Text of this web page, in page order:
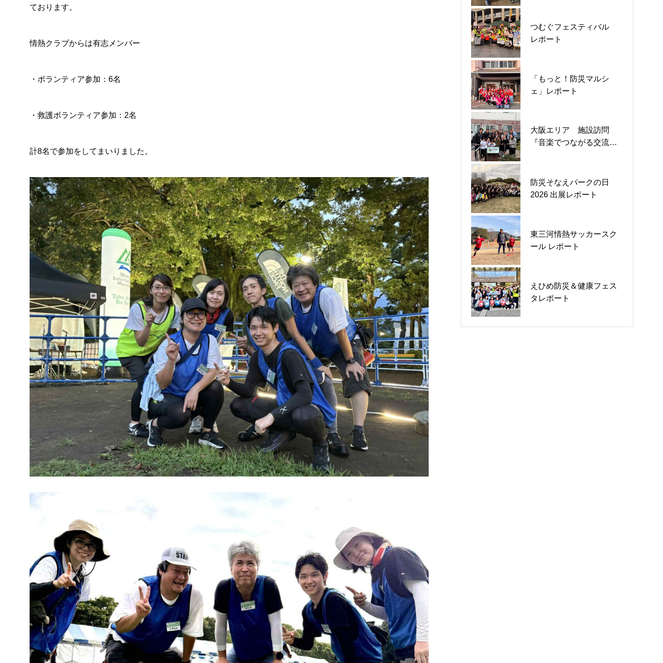
ております。
情熱クラブからは有志メンバー
・ボランティア参加：6名
・救護ボランティア参加：2名
計8名で参加をしてまいりました。
つむぐフェスティバル
レポート
「もっと！防災マルシ
ェ」レポート
大阪エリア 施設訪問
『音楽でつながる交流
防災そなえパークの日
2026 出展レポート
東三河情熱サッカースク
ール レポート
えひめ防災＆健康フェス
タレポート
湘南国際ビーチサイドウ
ォーク参加レポート
えひめ防災＆健康フェス
タレポート
４周年「障がい者と避難
所」レポート
ティラノレース＆マルシ
ェブース出店 in 三重県津
心をつなぐ時間 〜大阪エ
リア＆情熱ゴスペル部〜
湘南国際リレーマラソン
2025 ＠平塚総合公園レポ
「小牧児童館」つながる
防災プロジェクト ダンボ
第20回湘南国際マラソン
2025レポート
原子力防災勉強会2025 in
静岡 レポート
対テロ講習レポート
富士山麓の2大会でボラン
ティア活動を行いました
株式会社ウィルビー様と
の「やすまるだし」共同